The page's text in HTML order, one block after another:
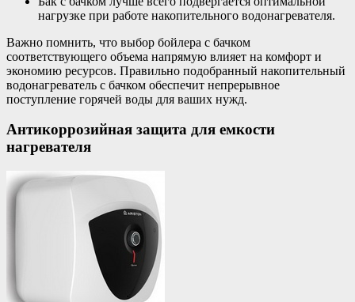
нагрузке при работе накопительного водонагревателя.
Важно помнить, что выбор бойлера с бачком
соответствующего объема напрямую влияет на комфорт и
экономию ресурсов. Правильно подобранный накопительный
водонагреватель с бачком обеспечит непрерывное
поступление горячей воды для ваших нужд.
Антикоррозийная защита для емкости
нагревателя